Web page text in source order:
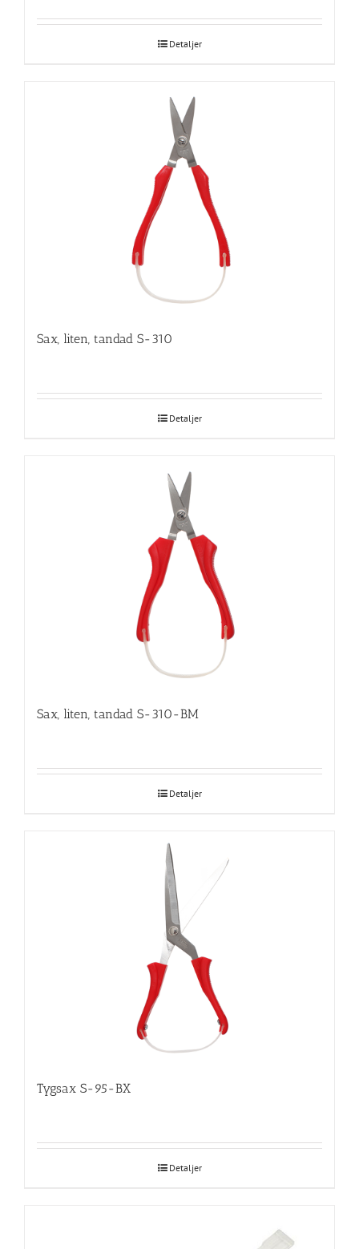
Detaljer
Sax, liten, tandad S-310
Detaljer
Sax, liten, tandad S-310-BM
Detaljer
Tygsax S-95-BX
Detaljer